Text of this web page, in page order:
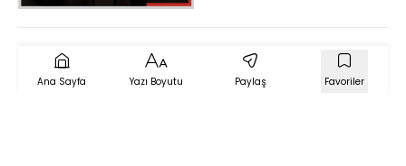
Ana Sayfa Yazı Boyutu Paylaş Favoriler